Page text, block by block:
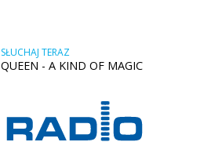
SŁUCHAJ TERAZ
QUEEN - A KIND OF MAGIC